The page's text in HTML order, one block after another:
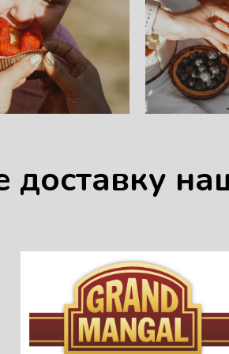
доставку